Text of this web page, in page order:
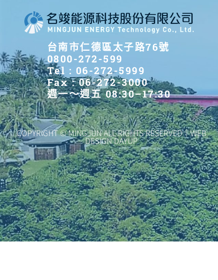
台南市仁德區太子路76號
0800-272-599
Tel : 06-272-5999
Fax : 06-272-3000
週一～週五 08:30–17:30
COPYRIGHT © MINGJUN ALL RIGHTS RESERVED｜WEB
DESIGN DAYUP